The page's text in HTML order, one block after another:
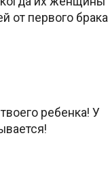
от первого брака
ребенка! У